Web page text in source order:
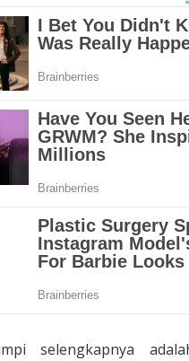
selengkapnya